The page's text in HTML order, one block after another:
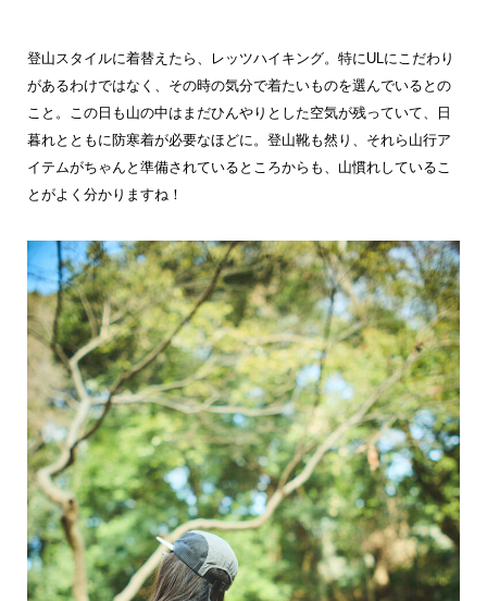
登山スタイルに着替えたら、レッツハイキング。特にULにこだわり
があるわけではなく、その時の気分で着たいものを選んでいるとの
こと。この日も山の中はまだひんやりとした空気が残っていて、日
暮れとともに防寒着が必要なほどに。登山靴も然り、それら山行ア
イテムがちゃんと準備されているところからも、山慣れしているこ
とがよく分かりますね！